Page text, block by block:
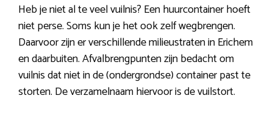
Heb je niet al te veel vuilnis? Een huurcontainer hoeft
niet perse. Soms kun je het ook zelf wegbrengen.
Daarvoor zijn er verschillende milieustraten in Erichem
en daarbuiten. Afvalbrengpunten zijn bedacht om
vuilnis dat niet in de (ondergrondse) container past te
storten. De verzamelnaam hiervoor is de vuilstort.